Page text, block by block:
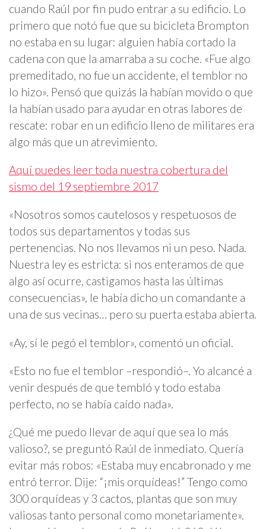
cuando Raúl por fin pudo entrar a su edificio. Lo
primero que notó fue que su bicicleta Brompton
no estaba en su lugar: alguien había cortado la
cadena con que la amarraba a su coche. «Fue algo
premeditado, no fue un accidente, el temblor no
lo hizo». Pensó que quizás la habían movido o que
la habían usado para ayudar en otras labores de
rescate: robar en un edificio lleno de militares era
algo más que un atrevimiento.
Aquí puedes leer toda nuestra cobertura del
sismo del 19 septiembre 2017
«Nosotros somos cautelosos y respetuosos de
todos sus departamentos y todas sus
pertenencias. No nos llevamos ni un peso. Nada.
Nuestra ley es estricta: si nos enteramos de que
algo así ocurre, castigamos hasta las últimas
consecuencias», le había dicho un comandante a
una de sus vecinas… pero su puerta estaba abierta.
«Ay, sí le pegó el temblor», comentó un oficial.
«Esto no fue el temblor –respondió–. Yo alcancé a
venir después de que tembló y todo estaba
perfecto, no se había caído nada».
¿Qué me puedo llevar de aquí que sea lo más
valioso?, se preguntó Raúl de inmediato. Quería
evitar más robos: «Estaba muy encabronado y me
entró terror. Dije: “¡mis orquídeas!” Tengo como
300 orquídeas y 3 cactos, plantas que son muy
valiosas tanto personal como monetariamente».